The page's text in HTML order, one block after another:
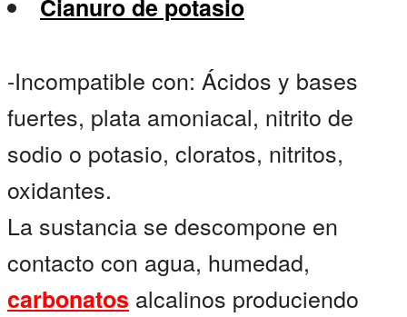
Cianuro de potasio
-Incompatible con: Ácidos y bases
fuertes, plata amoniacal, nitrito de
sodio o potasio, cloratos, nitritos,
oxidantes.
La sustancia se descompone en
contacto con agua, humedad,
carbonatos alcalinos produciendo